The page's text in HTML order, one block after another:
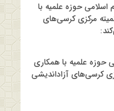
اسلامی حوزه علمیه با
مرکزی کرسی‌های
حوزه علمیه با همکاری
کرسی‌های آزاداندیشی